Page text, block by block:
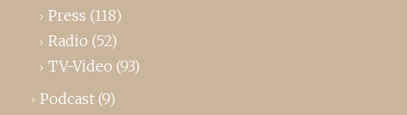
Press (118)
Radio (52)
TV-Video (93)
Podcast (9)